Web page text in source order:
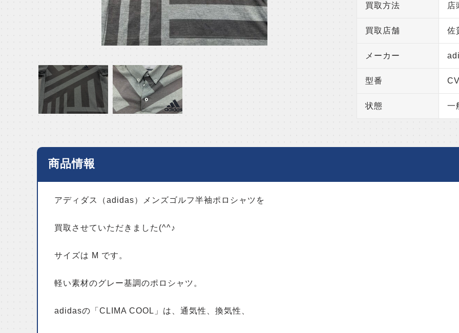
買取方法 店
買取店舗 佐
メーカー
型番
状態 一
商品情報
アディダス（adidas）メンズゴルフ半袖ポロシャツを
買取させていただきました(^^♪
サイズは M です。
軽い素材のグレー基調のポロシャツ。
adidasの「CLIMA COOL」は、通気性、換気性、